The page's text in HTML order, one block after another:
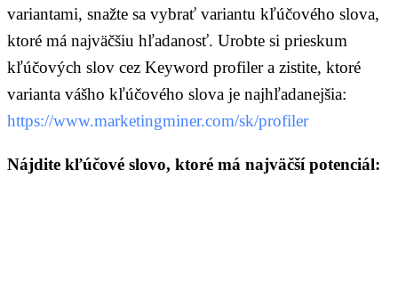
variantami, snažte sa vybrať variantu kľúčového slova,
ktoré má najväčšiu hľadanosť. Urobte si prieskum
kľúčových slov cez Keyword profiler a zistite, ktoré
varianta vášho kľúčového slova je najhľadanejšia:
https://www.marketingminer.com/sk/profiler
Nájdite kľúčové slovo, ktoré má najväčší potenciál: